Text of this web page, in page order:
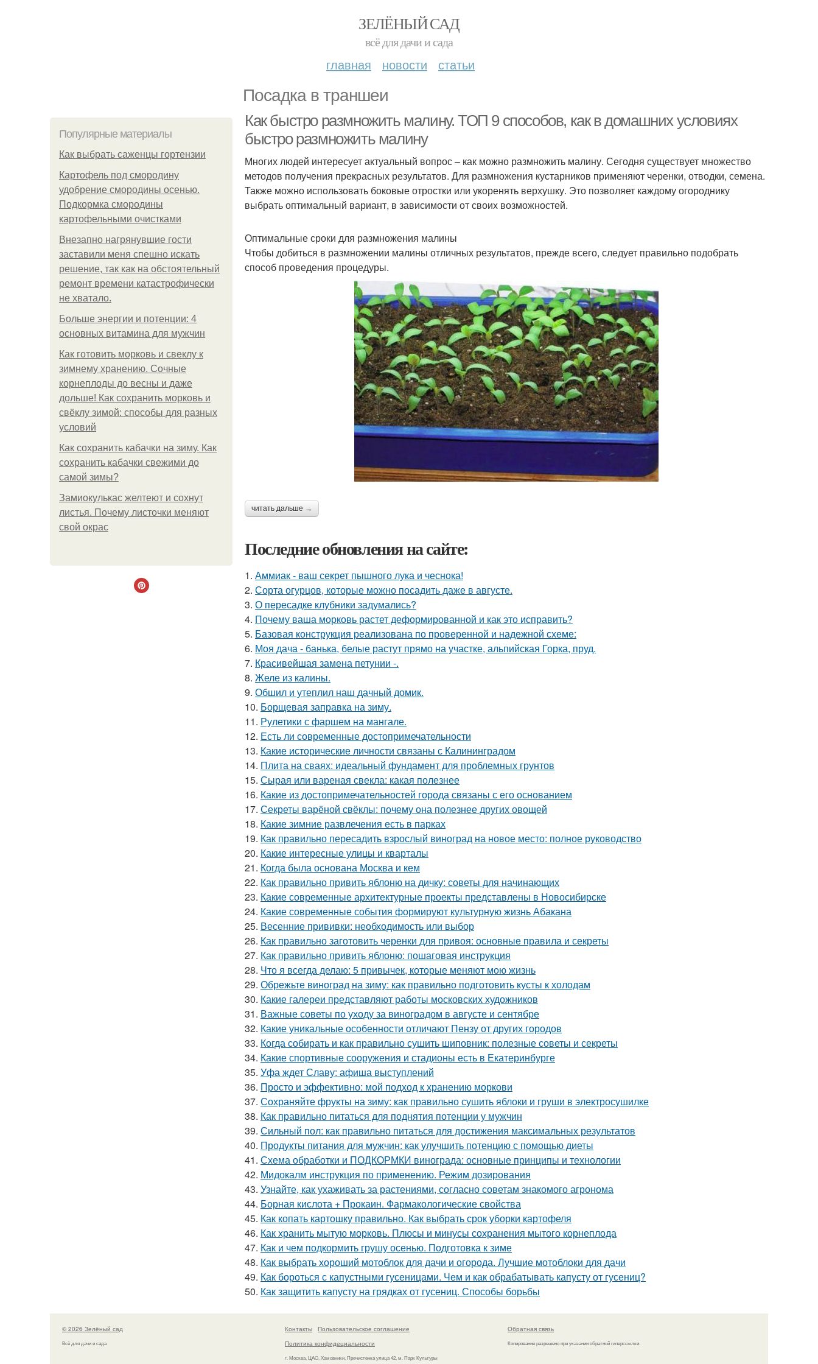
ЗЕЛЁНЫЙ САД
всё для дачи и сада
главная новости статьи
Посадка в траншеи
Популярные материалы
Как выбрать саженцы гортензии
Картофель под смородину
удобрение смородины осенью.
Подкормка смородины
картофельными очистками
Внезапно нагрянувшие гости
заставили меня спешно искать
решение, так как на обстоятельный
ремонт времени катастрофически
не хватало.
Больше энергии и потенции: 4
основных витамина для мужчин
Как готовить морковь и свеклу к
зимнему хранению. Сочные
корнеплоды до весны и даже
дольше! Как сохранить морковь и
свёклу зимой: способы для разных
условий
Как сохранить кабачки на зиму. Как
сохранить кабачки свежими до
самой зимы?
Замиокулькас желтеют и сохнут
листья. Почему листочки меняют
свой окрас
Как быстро размножить малину. ТОП 9 способов, как в домашних условиях
быстро размножить малину
Многих людей интересует актуальный вопрос – как можно размножить малину. Сегодня существует множество
методов получения прекрасных результатов. Для размножения кустарников применяют черенки, отводки, семена.
Также можно использовать боковые отростки или укоренять верхушку. Это позволяет каждому огороднику
выбрать оптимальный вариант, в зависимости от своих возможностей.
Оптимальные сроки для размножения малины
Чтобы добиться в размножении малины отличных результатов, прежде всего, следует правильно подобрать
способ проведения процедуры.
читать дальше →
Последние обновления на сайте:
1. Аммиак - ваш секрет пышного лука и чеснока!
2. Сорта огурцов, которые можно посадить даже в августе.
3. О пересадке клубники задумались?
4. Почему ваша морковь растет деформированной и как это исправить?
5. Базовая конструкция реализована по проверенной и надежной схеме:
6. Моя дача - банька, белые растут прямо на участке, альпийская Горка, пруд.
7. Красивейшая замена петунии -.
8. Желе из калины.
9. Обшил и утеплил наш дачный домик.
10. Борщевая заправка на зиму.
11. Рулетики с фаршем на мангале.
12. Есть ли современные достопримечательности
13. Какие исторические личности связаны с Калининградом
14. Плита на сваях: идеальный фундамент для проблемных грунтов
15. Сырая или вареная свекла: какая полезнее
16. Какие из достопримечательностей города связаны с его основанием
17. Секреты варёной свёклы: почему она полезнее других овощей
18. Какие зимние развлечения есть в парках
19. Как правильно пересадить взрослый виноград на новое место: полное руководство
20. Какие интересные улицы и кварталы
21. Когда была основана Москва и кем
22. Как правильно привить яблоню на дичку: советы для начинающих
23. Какие современные архитектурные проекты представлены в Новосибирске
24. Какие современные события формируют культурную жизнь Абакана
25. Весенние прививки: необходимость или выбор
26. Как правильно заготовить черенки для привоя: основные правила и секреты
27. Как правильно привить яблоню: пошаговая инструкция
28. Что я всегда делаю: 5 привычек, которые меняют мою жизнь
29. Обрежьте виноград на зиму: как правильно подготовить кусты к холодам
30. Какие галереи представляют работы московских художников
31. Важные советы по уходу за виноградом в августе и сентябре
32. Какие уникальные особенности отличают Пензу от других городов
33. Когда собирать и как правильно сушить шиповник: полезные советы и секреты
34. Какие спортивные сооружения и стадионы есть в Екатеринбурге
35. Уфа ждет Славу: афиша выступлений
36. Просто и эффективно: мой подход к хранению моркови
37. Сохраняйте фрукты на зиму: как правильно сушить яблоки и груши в электросушилке
38. Как правильно питаться для поднятия потенции у мужчин
39. Сильный пол: как правильно питаться для достижения максимальных результатов
40. Продукты питания для мужчин: как улучшить потенцию с помощью диеты
41. Схема обработки и ПОДКОРМКИ винограда: основные принципы и технологии
42. Мидокалм инструкция по применению. Режим дозирования
43. Узнайте, как ухаживать за растениями, согласно советам знакомого агронома
44. Борная кислота + Прокаин. Фармакологические свойства
45. Как копать картошку правильно. Как выбрать срок уборки картофеля
46. Как хранить мытую морковь. Плюсы и минусы сохранения мытого корнеплода
47. Как и чем подкормить грушу осенью. Подготовка к зиме
48. Как выбрать хороший мотоблок для дачи и огорода. Лучшие мотоблоки для дачи
49. Как бороться с капустными гусеницами. Чем и как обрабатывать капусту от гусениц?
50. Как защитить капусту на грядках от гусениц. Способы борьбы
© 2026 Зелёный сад
Всё для дачи и сада
Контакты
Пользовательское соглашение
Политика конфидециальности
г. Москва, ЦАО, Хамовники, Пречистенка улица 42, м. Парк Культуры
Обратная связь
Копирование разрешено при указании обратной гиперссылки.